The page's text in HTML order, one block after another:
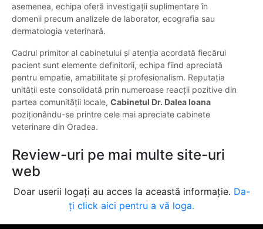
asemenea, echipa oferă investigații suplimentare în
domenii precum analizele de laborator, ecografia sau
dermatologia veterinară.
Cadrul primitor al cabinetului și atenția acordată fiecărui
pacient sunt elemente definitorii, echipa fiind apreciată
pentru empatie, amabilitate și profesionalism. Reputația
unității este consolidată prin numeroase reacții pozitive din
partea comunității locale, Cabinetul Dr. Dalea Ioana
poziționându-se printre cele mai apreciate cabinete
veterinare din Oradea.
Review-uri pe mai multe site-uri
web
Doar userii logați au acces la această informație. Da-
ți click aici pentru a vă loga.